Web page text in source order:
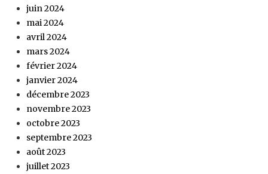
juin 2024
mai 2024
avril 2024
mars 2024
février 2024
janvier 2024
décembre 2023
novembre 2023
octobre 2023
septembre 2023
août 2023
juillet 2023